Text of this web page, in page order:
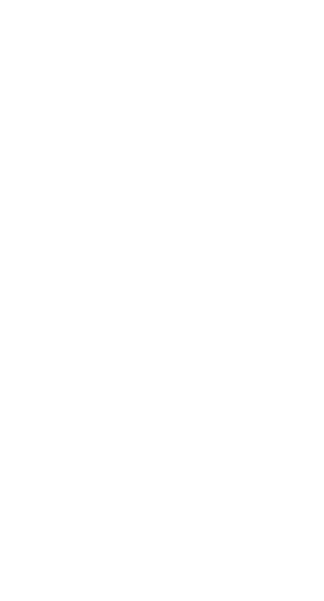
+ C^2 x (y')^2
d x
\theta 2 \mathrm d \theta
\sin^2 \frac \theta 2}{a